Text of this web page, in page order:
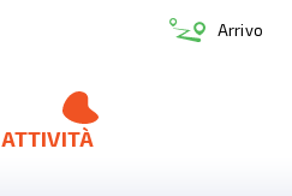
Arrivo
ATTIVITÀ